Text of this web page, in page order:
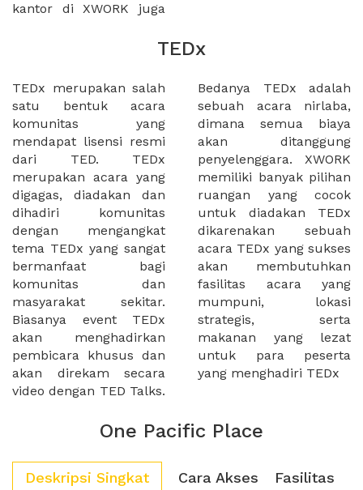
kantor di XWORK juga
TEDx
TEDx merupakan salah
satu bentuk acara
komunitas yang
mendapat lisensi resmi
dari TED. TEDx
merupakan acara yang
digagas, diadakan dan
dihadiri komunitas
dengan mengangkat
tema TEDx yang sangat
bermanfaat bagi
komunitas dan
masyarakat sekitar.
Biasanya event TEDx
akan menghadirkan
pembicara khusus dan
akan direkam secara
video dengan TED Talks.
Bedanya TEDx adalah
sebuah acara nirlaba,
dimana semua biaya
akan ditanggung
penyelenggara. XWORK
memiliki banyak pilihan
ruangan yang cocok
untuk diadakan TEDx
dikarenakan sebuah
acara TEDx yang sukses
akan membutuhkan
fasilitas acara yang
mumpuni, lokasi
strategis, serta
makanan yang lezat
untuk para peserta
yang menghadiri TEDx
One Pacific Place
Deskripsi Singkat Cara Akses Fasilitas